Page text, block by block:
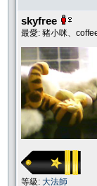
skyfree
最愛: 豬小咪、
等級: 大法師